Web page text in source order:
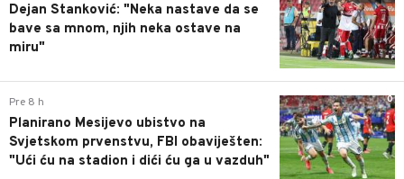
Dejan Stanković: "Neka nastave da se
bave sa mnom, njih neka ostave na
miru"
0
Pre 8 h
Planirano Mesijevo ubistvo na
Svjetskom prvenstvu, FBI obaviješten:
"Ući ću na stadion i dići ću ga u vazduh"